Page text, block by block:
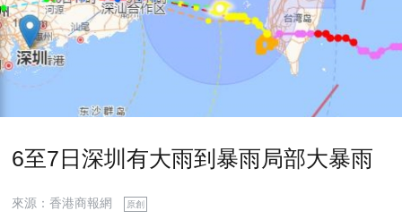
6至7日深圳有大雨到暴雨局部大暴雨
來源：香港商報網 原創